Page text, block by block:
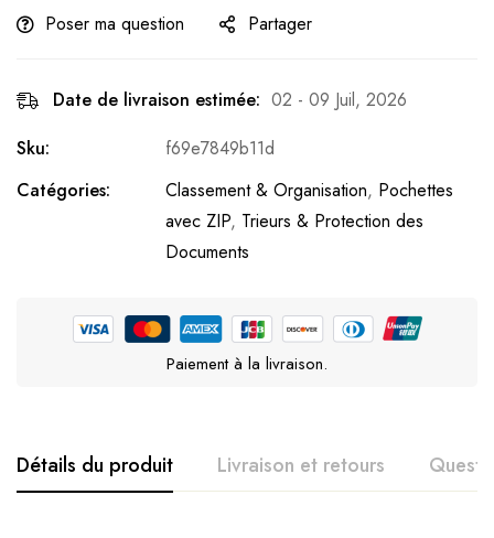
Poser ma question Partager
Date de livraison estimée: 02 - 09 Juil, 2026
Sku:
f69e7849b11d
Catégories:
Classement & Organisation, Pochettes
avec ZIP, Trieurs & Protection des
Documents
Paiement à la livraison.
Détails du produit Livraison et retours